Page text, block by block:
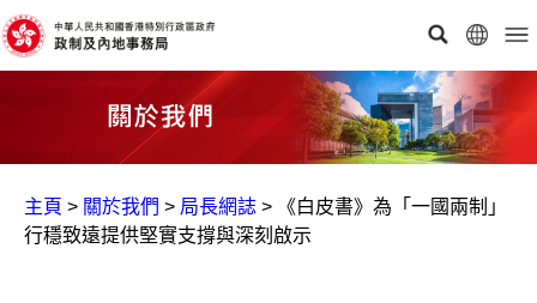
主頁 > 關於我們 > 局長網誌 >
《白皮書》為「一國兩制」
行穩致遠提供堅實支撐與深刻啟示